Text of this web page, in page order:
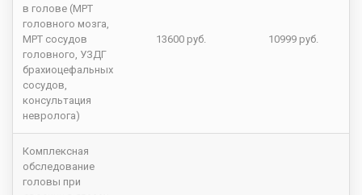
в голове (МРТ
головного мозга,
МРТ сосудов
головного, УЗДГ
брахиоцефальных
сосудов,
консультация
невролога)
13600 руб. 10999 руб.
Комплексная
обследование
головы при